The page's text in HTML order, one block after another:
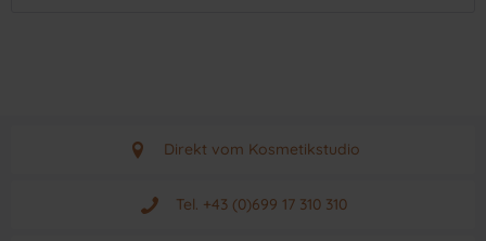
Direkt vom Kosmetikstudio
Aus Graz - Österreich
Tel. +43 (0)699 17 310 310